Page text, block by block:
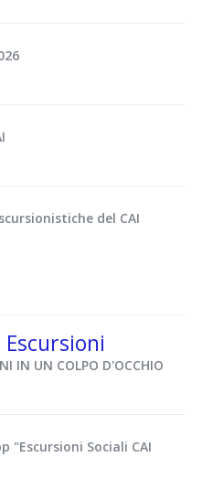
del CAI
IN UN COLPO D'OCCHIO
"Escursioni Sociali CAI